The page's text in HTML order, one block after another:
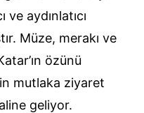
aydınlatıcı
Müze, merakı ve
özünü
mutlaka ziyaret
geliyor.